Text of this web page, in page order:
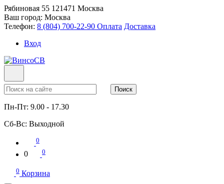
Рябиновая 55 121471 Москва
Ваш город: Москва
Телефон: 8 (804) 700-22-90 Оплата Доставка
Вход
Поиск
Пн-Пт: 9.00 - 17.30
Сб-Вс: Выходной
0
0 0
0 Корзина